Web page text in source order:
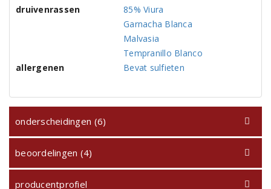
druivenrassen
85% Viura
Garnacha Blanca
Malvasia
Tempranillo Blanco
allergenen
Bevat sulfieten
onderscheidingen (6)
beoordelingen (4)
producentprofiel